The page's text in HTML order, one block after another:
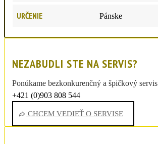
URČENIE Pánske
NEZABUDLI STE NA SERVIS?
Ponúkame bezkonkurenčný a špičkový servis
+421 (0)903 808 544
sportdrexler@post.sk
CHCEM VEDIEŤ O SERVISE